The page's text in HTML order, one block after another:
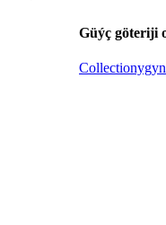
Güýç göteriji